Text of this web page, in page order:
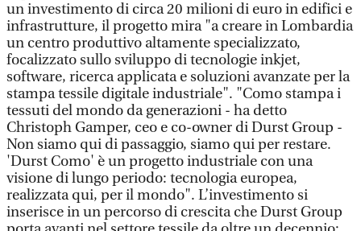
un investimento di circa 20 milioni di euro in edifici e
infrastrutture, il progetto mira "a creare in Lombardia
un centro produttivo altamente specializzato,
focalizzato sullo sviluppo di tecnologie inkjet,
software, ricerca applicata e soluzioni avanzate per la
stampa tessile digitale industriale". "Como stampa i
tessuti del mondo da generazioni - ha detto
Christoph Gamper, ceo e co-owner di Durst Group -
Non siamo qui di passaggio, siamo qui per restare.
'Durst Como' è un progetto industriale con una
visione di lungo periodo: tecnologia europea,
realizzata qui, per il mondo". L’investimento si
inserisce in un percorso di crescita che Durst Group